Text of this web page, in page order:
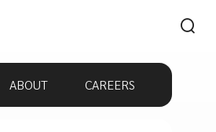
ABOUT CAREERS